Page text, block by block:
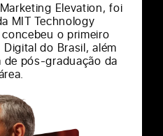
Elevation, foi
MIT Technology
o primeiro
do Brasil, além
de pós-graduação da